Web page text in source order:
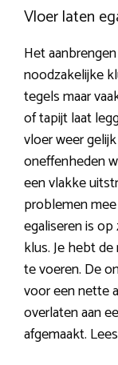
Vloer laten
Het
noodzakelijke
tegels maar
of tapijt laat
vloer weer
oneffenheden
een vlakke
problemen
egaliseren is
klus. Je hebt
te voeren. De
voor een nette
overlaten aan
afgemaakt.